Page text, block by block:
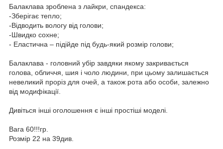
Балаклава зроблена з лайкри, спандекса:
-Зберігає тепло;
-Відводить вологу від голови;
-Швидко сохне;
- Еластична – підійде під будь-який розмір голови;
Балаклава - головний убір завдяки якому закривається
голова, обличчя, шия і чоло людини, при цьому залишається
невеликий проріз для очей, а також рота або особи, залежно
від модифікації.
Дивіться інші оголошення є інші простіші моделі.
Вага 60!!!гр.
Розмір 22 на 39див.